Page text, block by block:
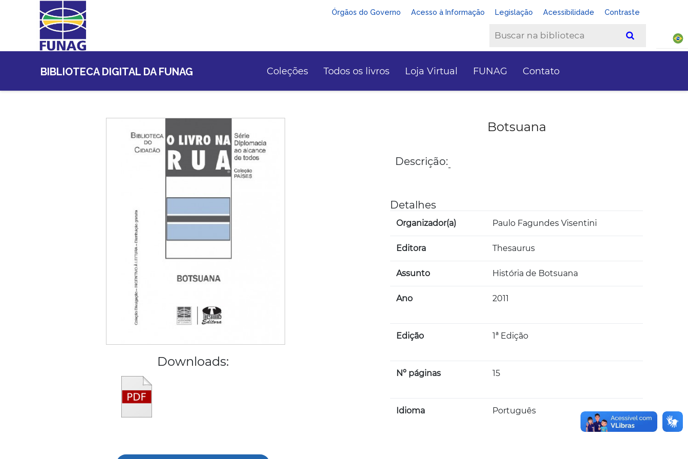
Órgãos do Governo Acesso à Informação Legislação Acessibilidade Contraste
BIBLIOTECA DIGITAL DA FUNAG Coleções Todos os livros Loja Virtual FUNAG Contato
Downloads:
Botsuana
Descrição:-
Detalhes
Organizador(a) Paulo Fagundes Visentini
Editora Thesaurus
Assunto História de Botsuana
Ano 2011
Edição 1ª Edição
Nº páginas 15
Idioma Português